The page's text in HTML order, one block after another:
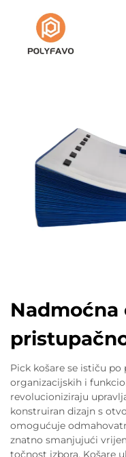
Nadmoćna
Pick košare se ističu
organizacijskih i
revolucioniziraju
konstruiran dizajn s
omogućuje
znatno smanjujući
točnost izbora. Košare